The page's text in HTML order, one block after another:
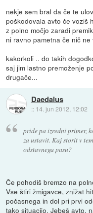
nekje sem bral da če te
poškodovala avto če voziš
z polno močjo zaradi
ni ravno pametna če nič
kakorkoli .. do takih
saj jim lastno premoženje
drugače...
Daedalus
:: 14. jun 2012, 12:02
pride pa izredni primer,
za ustavit. Kaj storit v
odstavnega pasu?
Če pohodiš bremzo na
Vse štiri žmigavce, znižat
počasnega in dol pri prvi
tako situacijo. Jebeš avto,